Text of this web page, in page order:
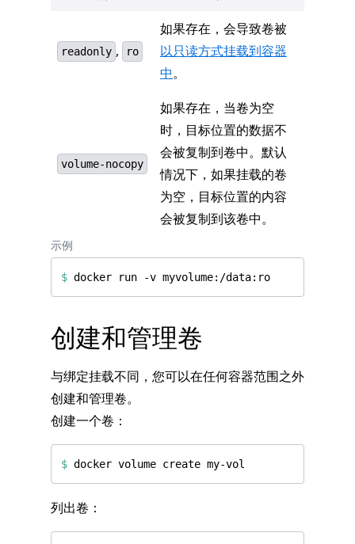
readonly , ro
如果存在，会导致卷被
以只读方式挂载到容器
中。
volume-nocopy
如果存在，当卷为空
时，目标位置的数据不
会被复制到卷中。默认
情况下，如果挂载的卷
为空，目标位置的内容
会被复制到该卷中。
示例
$
创建和管理卷
与绑定挂载不同，您可以在任何容器范围之外
创建和管理卷。
创建一个卷：
$
列出卷：